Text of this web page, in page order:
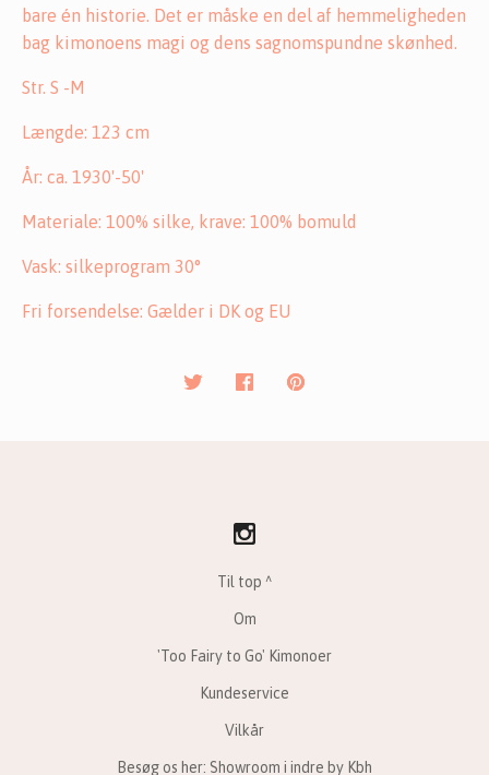
bare én historie. Det er måske en del af hemmeligheden
bag kimonoens magi og dens sagnomspundne skønhed.
Str. S -M
Længde: 123 cm
År: ca. 1930'-50'
Materiale: 100% silke, krave: 100% bomuld
Vask: silkeprogram 30°
Fri forsendelse: Gælder i DK og EU
Til top ^
Om
'Too Fairy to Go' Kimonoer
Kundeservice
Vilkår
Besøg os her: Showroom i indre by Kbh